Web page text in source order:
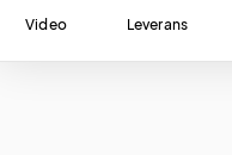
Video Leverans